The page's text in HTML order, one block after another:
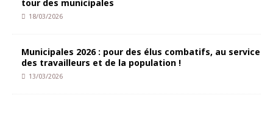
tour des municipales
18/03/2026
Municipales 2026 : pour des élus combatifs, au service
des travailleurs et de la population !
13/03/2026